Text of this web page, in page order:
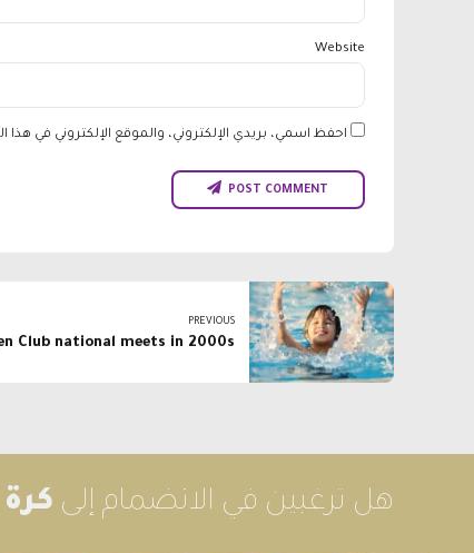
Website
احفظ اسمي، بريدي الإلكتروني، والموقع الإلكتروني في
POST COMMENT
PREVIOUS
Club national meets in 2000s
هل ترغبين في الانضمام إلى